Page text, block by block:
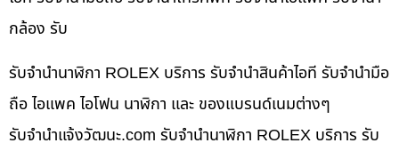
กล้อง รับ
รับจำนำนาฬิกา ROLEX บริการ รับจำนำสินค้าไอที รับจำนำมือ
ถือ ไอแพค ไอโฟน นาฬิกา และ ของแบรนด์เนมต่างๆ
รับจํานําแจ้งวัฒนะ.com รับจำนำนาฬิกา ROLEX บริการ รับ